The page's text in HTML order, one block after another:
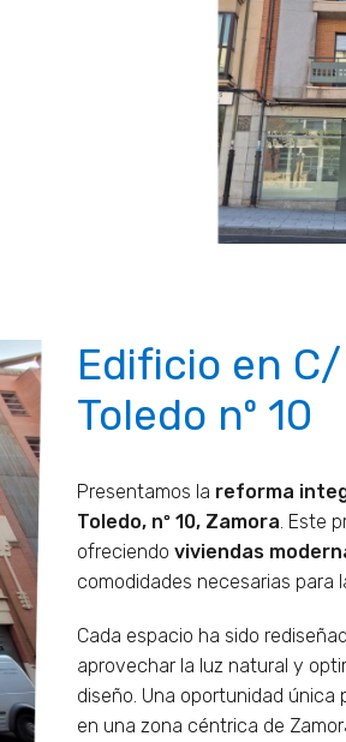
Edificio en
Toledo nº 10
Presentamos la reforma
Toledo, nº 10, Zamora. Este
ofreciendo viviendas
comodidades necesarias para
Cada espacio ha sido
aprovechar la luz natural y
diseño. Una oportunidad
en una zona céntrica de